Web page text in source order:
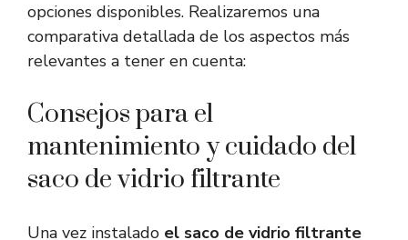
opciones disponibles. Realizaremos una
comparativa detallada de los aspectos más
relevantes a tener en cuenta:
Consejos para el
mantenimiento y cuidado del
saco de vidrio filtrante
Una vez instalado el saco de vidrio filtrante